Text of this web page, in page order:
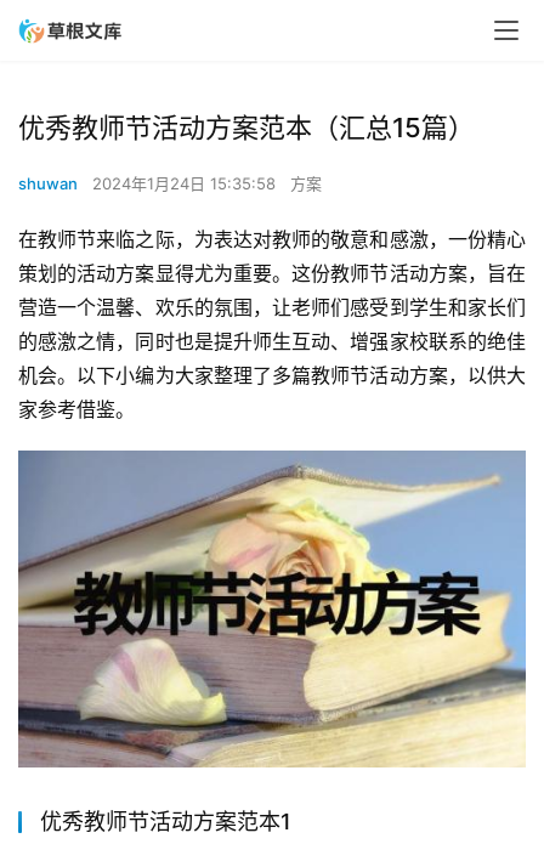
优秀教师节活动方案范本（汇总15篇）
shuwan 2024年1月24日 15:35:58 方案
在教师节来临之际，为表达对教师的敬意和感激，一份精心
策划的活动方案显得尤为重要。这份教师节活动方案，旨在
营造一个温馨、欢乐的氛围，让老师们感受到学生和家长们
的感激之情，同时也是提升师生互动、增强家校联系的绝佳
机会。以下小编为大家整理了多篇教师节活动方案，以供大
家参考借鉴。
优秀教师节活动方案范本1